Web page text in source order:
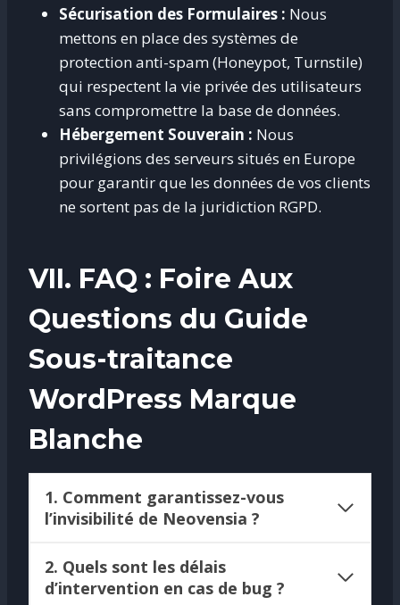
Sécurisation des Formulaires : Nous
mettons en place des systèmes de
protection anti-spam (Honeypot, Turnstile)
qui respectent la vie privée des utilisateurs
sans compromettre la base de données.
Hébergement Souverain : Nous
privilégions des serveurs situés en Europe
pour garantir que les données de vos clients
ne sortent pas de la juridiction RGPD.
VII. FAQ : Foire Aux
Questions du Guide
Sous-traitance
WordPress Marque
Blanche
1. Comment garantissez-vous
l’invisibilité de Neovensia ?
2. Quels sont les délais
d’intervention en cas de bug ?